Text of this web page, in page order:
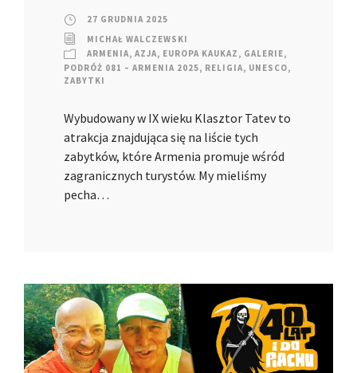
27 GRUDNIA 2025
MICHAŁ WALCZEWSKI
ARMENIA, AZJA, EUROPA KAUKAZ , GALERIE,
PODRÓŻ 081 – ARMENIA 2025, RELIGIA, UNESCO,
ZABYTKI
Wybudowany w IX wieku Klasztor Tatev to
atrakcja znajdująca się na liście tych
zabytków, które Armenia promuje wśród
zagranicznych turystów. My mieliśmy
pecha…